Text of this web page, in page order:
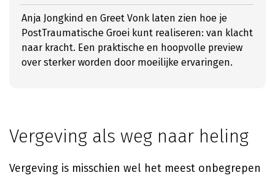
Anja Jongkind en Greet Vonk laten zien hoe je
PostTraumatische Groei kunt realiseren: van klacht
naar kracht. Een praktische en hoopvolle preview
over sterker worden door moeilijke ervaringen.
Vergeving als weg naar heling
Vergeving is misschien wel het meest onbegrepen